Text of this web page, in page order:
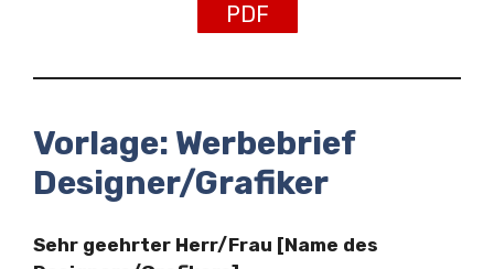
PDF
Vorlage: Werbebrief
Designer/Grafiker
Sehr geehrter Herr/Frau [Name des